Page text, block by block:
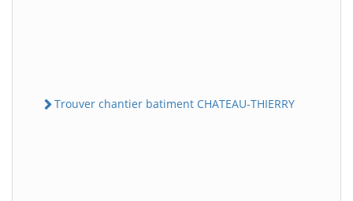
Trouver chantier batiment CHATEAU-THIERRY